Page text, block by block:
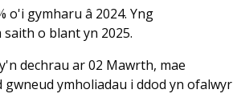
o'i gymharu â 2024. Yng
o blant yn 2025.
dechrau ar 02 Mawrth, mae
ymholiadau i ddod yn ofalwyr